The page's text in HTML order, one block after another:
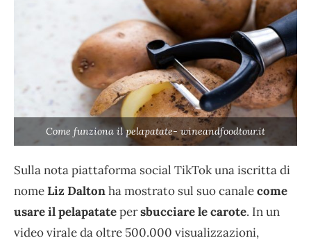
Come funziona il pelapatate- wineandfoodtour.it
Sulla nota piattaforma social TikTok una iscritta di
nomeLiz Daltonha mostrato sul suo canalecome
usare il pelapatatepersbucciare le carote. In un
video virale da oltre 500.000 visualizzazioni,